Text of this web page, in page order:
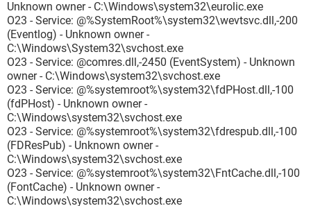
Unknown owner - C:\Windows\system32\eurolic.exe
O23 - Service: @%SystemRoot%\system32\wevtsvc.dll,-200
(Eventlog) - Unknown owner -
C:\Windows\System32\svchost.exe
O23 - Service: @comres.dll,-2450 (EventSystem) - Unknown
owner - C:\Windows\system32\svchost.exe
O23 - Service: @%systemroot%\system32\fdPHost.dll,-100
(fdPHost) - Unknown owner -
C:\Windows\system32\svchost.exe
O23 - Service: @%systemroot%\system32\fdrespub.dll,-100
(FDResPub) - Unknown owner -
C:\Windows\system32\svchost.exe
O23 - Service: @%systemroot%\system32\FntCache.dll,-100
(FontCache) - Unknown owner -
C:\Windows\system32\svchost.exe